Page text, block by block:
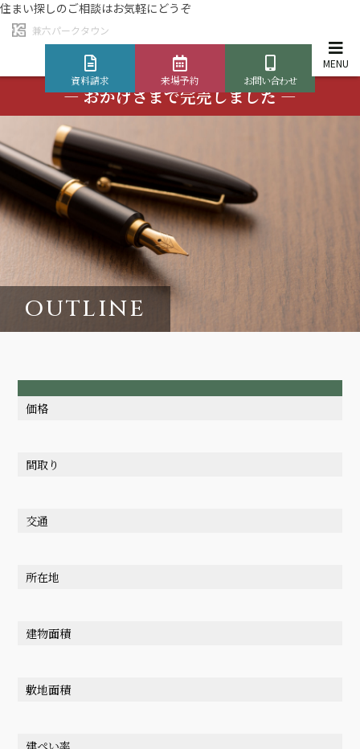
住まい探しのご相談はお気軽にどうぞ
兼六パークタウン
資料請求 来場予約 お問い合わせ
― おかげさまで完売しました ―
OUTLINE
価格
間取り
交通
所在地
建物面積
敷地面積
建ぺい率